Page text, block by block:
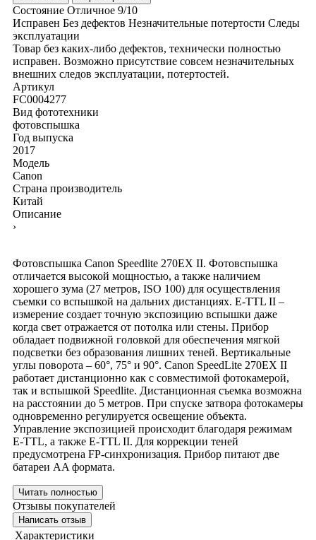
Состояние Отличное 9/10
Исправен Без дефектов Незначительные потертости Следы
эксплуатации
Товар без каких-либо дефектов, технически полностью
исправен. Возможно присутствие совсем незначительных
внешних следов эксплуатации, потертостей.
Артикул
FC0004277
Вид фототехники
фотовспышка
Год выпуска
2017
Модель
Canon
Страна производитель
Китай
Описание
›
Фотовспышка Canon Speedlite 270EX II. Фотовспышка
отличается высокой мощностью, а также наличием
хорошего зума (27 метров, ISO 100) для осуществления
съемки со вспышкой на дальних дистанциях. E-TTL II –
измерение создает точную экспозицию вспышки даже
когда свет отражается от потолка или стены. Прибор
обладает подвижной головкой для обеспечения мягкой
подсветки без образования лишних теней. Вертикальные
углы поворота – 60°, 75° и 90°. Canon SpeedLite 270EX II
работает дистанционно как с совместимой фотокамерой,
так и вспышкой Speedlite. Дистанционная съемка возможна
на расстоянии до 5 метров. При спуске затвора фотокамеры
одновременно регулируется освещение объекта.
Управление экспозицией происходит благодаря режимам
E-TTL, а также E-TTL II. Для коррекции теней
предусмотрена FP-синхронизация. Прибор питают две
батареи AA формата.
Читать полностью
Отзывы покупателей
Написать отзыв
Характеристики